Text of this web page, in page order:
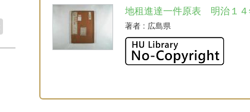
地租進達一件原表 明治１４
著者: 広島県